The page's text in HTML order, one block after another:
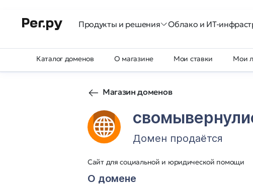
Продукты и решения Облако и ИТ-
Каталог доменов О магазине Мои ставки Мои
Магазин доменов
Домен продаётся
Сайт для социальной и юридической помощи
О домене